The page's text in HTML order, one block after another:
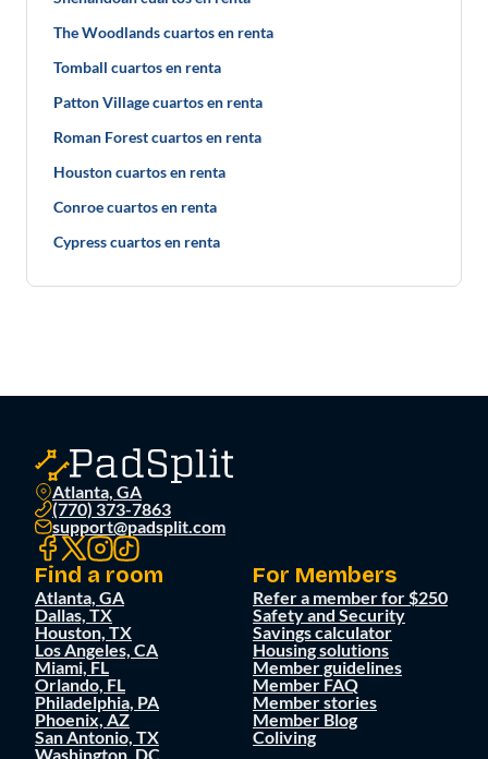
The Woodlands cuartos en renta
Tomball cuartos en renta
Patton Village cuartos en renta
Roman Forest cuartos en renta
Houston cuartos en renta
Conroe cuartos en renta
Cypress cuartos en renta
Atlanta, GA
(770) 373-7863
support@padsplit.com
Find a room
Atlanta, GA
Dallas, TX
Houston, TX
Los Angeles, CA
Miami, FL
Orlando, FL
Philadelphia, PA
Phoenix, AZ
San Antonio, TX
Washington, DC
For Members
Refer a member for $250
Safety and Security
Savings calculator
Housing solutions
Member guidelines
Member FAQ
Member stories
Member Blog
Coliving